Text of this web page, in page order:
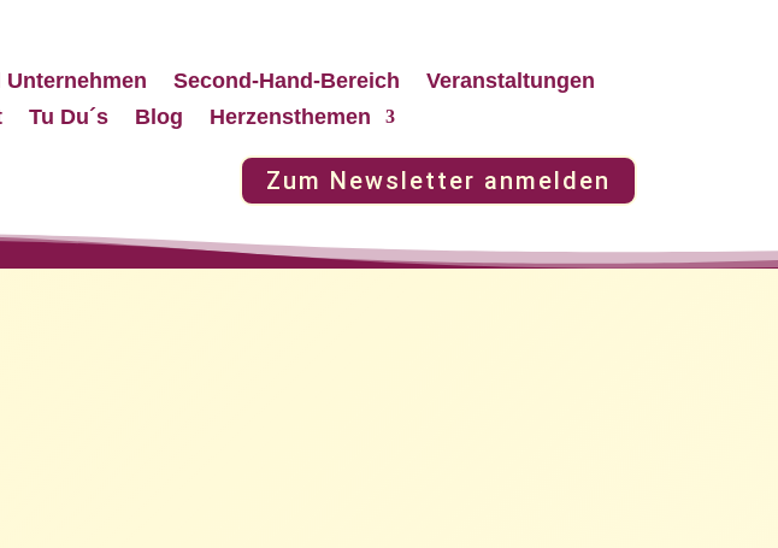
Second-Hand-Bereich
Veranstaltungen
Tu Du´s Blog Herzensthemen
Zum Newsletter anmelden